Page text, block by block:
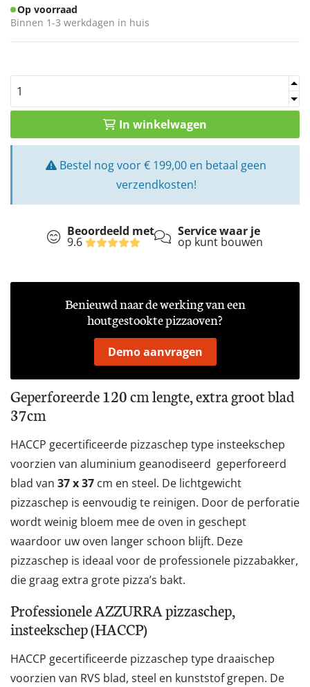
Op voorraad
Binnen 1-3 werkdagen in huis
In winkelwagen
Bestel nog voor € 199,00 en betaal geen
verzendkosten!
Beoordeeld met
9.6
Service waar je
op kunt bouwen
Benieuwd naar de werking van een
houtgestookte pizzaoven?
Demo aanvragen
Geperforeerde 120 cm lengte, extra groot blad
37cm
HACCP gecertificeerde pizzaschep type insteekschep
voorzien van aluminium geanodiseerd geperforeerd
blad van 37 x 37 cm en steel. De lichtgewicht
pizzaschep is eenvoudig te reinigen. Door de perforatie
wordt weinig bloem mee de oven in geschept
waardoor uw oven langer schoon blijft. Deze
pizzaschep is ideaal voor de professionele pizzabakker,
die graag extra grote pizza’s bakt.
Professionele AZZURRA pizzaschep,
insteekschep (HACCP)
HACCP gecertificeerde pizzaschep type draaischep
voorzien van RVS blad, steel en kunststof grepen. De